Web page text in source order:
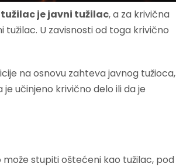
je javni tužilac, a za krivična
U zavisnosti od toga krivično
na osnovu zahteva javnog tužioca,
učinjeno krivično delo ili da je
stupiti oštećeni kao tužilac, pod